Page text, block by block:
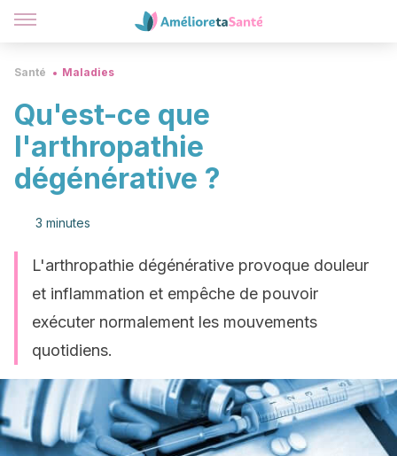
Santé Maladies
Qu'est-ce que
l'arthropathie
dégénérative ?
3 minutes
L'arthropathie dégénérative provoque douleur
et inflammation et empêche de pouvoir
exécuter normalement les mouvements
quotidiens.